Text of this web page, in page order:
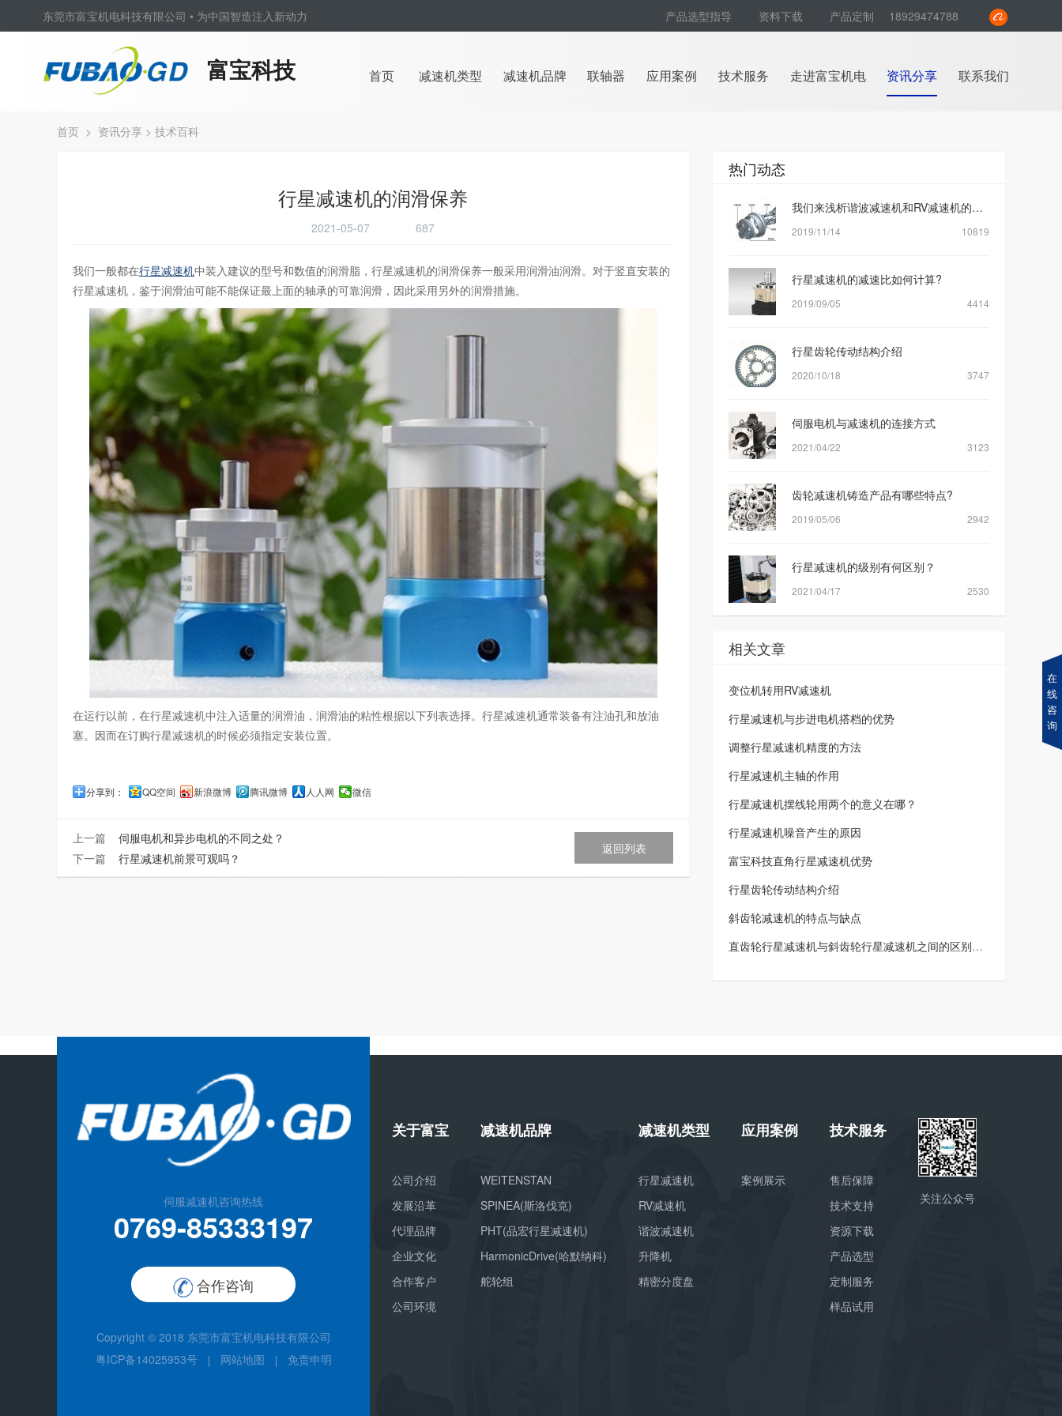
东莞市富宝机电科技有限公司 • 为中国智造注入新动力 产品选型指导 资料下载 产品定制 18929474788
富宝科技 首页 减速机类型 减速机品牌 联轴器 应用案例 技术服务 走进富宝机电 资讯分享 联系我们
首页 > 资讯分享 > 技术百科
行星减速机的润滑保养
2021-05-07 687
我们一般都在行星减速机中装入建议的型号和数值的润滑脂，行星减速机的润滑保养一般采用润滑油润滑。对于竖直安装的
行星减速机，鉴于润滑油可能不能保证最上面的轴承的可靠润滑，因此采用另外的润滑措施。
在运行以前，在行星减速机中注入适量的润滑油，润滑油的粘性根据以下列表选择。行星减速机通常装备有注油孔和放油
塞。因而在订购行星减速机的时候必须指定安装位置。
分享到： QQ空间 新浪微博 腾讯微博 人人网 微信
返回列表
上一篇 伺服电机和异步电机的不同之处？
下一篇 行星减速机前景可观吗？
热门动态
我们来浅析谐波减速机和RV减速机的区别是什么？
2019/11/14 10819
行星减速机的减速比如何计算?
2019/09/05 4414
行星齿轮传动结构介绍
2020/10/18 3747
伺服电机与减速机的连接方式
2021/04/22 3123
齿轮减速机铸造产品有哪些特点?
2019/05/06 2942
行星减速机的级别有何区别？
2021/04/17 2530
相关文章
变位机转用RV减速机
行星减速机与步进电机搭档的优势
调整行星减速机精度的方法
行星减速机主轴的作用
行星减速机摆线轮用两个的意义在哪？
行星减速机噪音产生的原因
富宝科技直角行星减速机优势
行星齿轮传动结构介绍
斜齿轮减速机的特点与缺点
直齿轮行星减速机与斜齿轮行星减速机之间的区别在哪？
伺服减速机咨询热线
0769-85333197
合作咨询
Copyright © 2018 东莞市富宝机电科技有限公司
粤ICP备14025953号
网站地图 免责申明
关于富宝
公司介绍
发展沿革
代理品牌
企业文化
合作客户
公司环境
减速机品牌
WEITENSTAN
SPINEA(斯洛伐克)
PHT(品宏行星减速机)
HarmonicDrive(哈默纳科)
舵轮组
减速机类型
行星减速机
RV减速机
谐波减速机
升降机
精密分度盘
应用案例
案例展示
技术服务
售后保障
技术支持
资源下载
产品选型
定制服务
样品试用
关注公众号
在
线
咨
询